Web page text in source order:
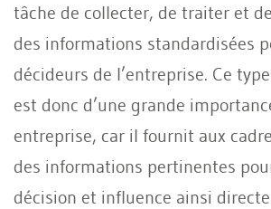
tâche de collecter, de traiter et
des informations standardisées
décideurs de l’entreprise. Ce
est donc d’une grande
entreprise, car il fournit aux
des informations pertinentes
décision et influence ainsi